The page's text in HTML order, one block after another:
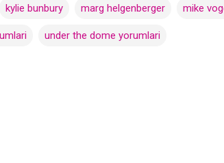
kylie bunbury marg helgenberger mike
under the dome yorumlari